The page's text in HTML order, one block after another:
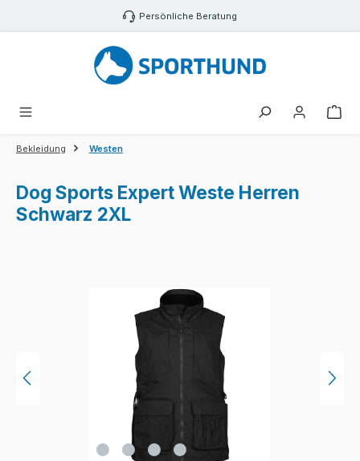
Zum Hauptinhalt springen Persönliche Beratung
Bekleidung Westen
Dog Sports Expert Weste Herren
Schwarz 2XL